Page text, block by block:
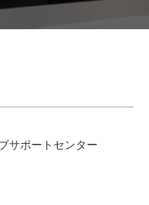
サポートセンター